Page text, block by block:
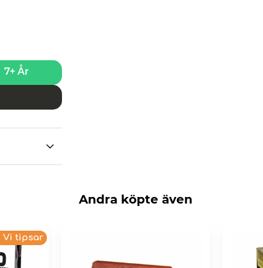
7+ År
Andra köpte även
Vi tipsar